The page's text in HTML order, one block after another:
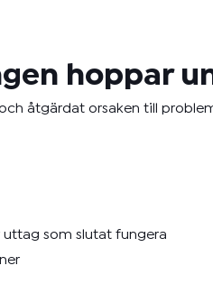
hoppar
åtgärdat orsaken till
uttag som slutat fungera